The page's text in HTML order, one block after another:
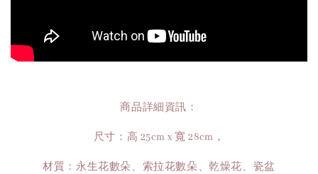
商品詳細資訊：
尺寸：高 25cm x 寬 28cm，
材質：永生花數朵、索拉花數朵、乾燥花、瓷盆